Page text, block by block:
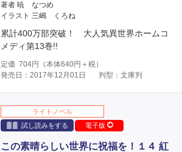
著者 暁 なつめ
イラスト 三嶋 くろね
累計400万部突破！ 大人気異世界ホームコ
メディ第13巻!!
定価 704円（本体640円＋税）
発売日：2017年12月01日
判型：文庫判
ライトノベル
試し読みをする
電子版
この素晴らしい世界に祝福を！１４ 紅